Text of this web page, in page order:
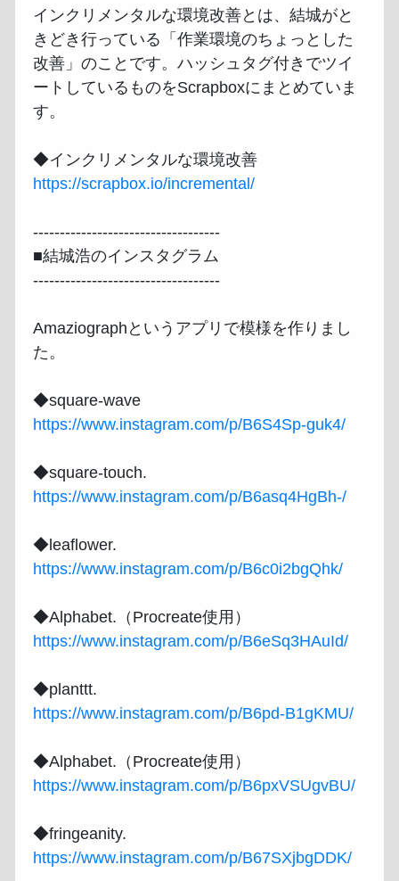
インクリメンタルな環境改善とは、結城がと
きどき行っている「作業環境のちょっとした
改善」のことです。ハッシュタグ付きでツイ
ートしているものをScrapboxにまとめていま
す。
https://scrapbox.io/incremental/
-----------------------------------
■結城浩のインスタグラム
-----------------------------------
Amaziographというアプリで模様を作りまし
た。
https://www.instagram.com/p/B6S4Sp-guk4/
https://www.instagram.com/p/B6asq4HgBh-/
https://www.instagram.com/p/B6c0i2bgQhk/
https://www.instagram.com/p/B6eSq3HAuId/
https://www.instagram.com/p/B6pd-B1gKMU/
https://www.instagram.com/p/B6pxVSUgvBU/
https://www.instagram.com/p/B67SXjbgDDK/